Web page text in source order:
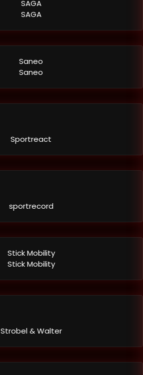
SAGA
SAGA
Saneo
Saneo
Sportreact
sportrecord
Stick Mobility
Stick Mobility
Strobel & Walter